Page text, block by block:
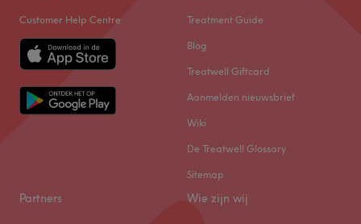
Customer Help Centre Treatment Guide
Blog
Treatwell Giftcard
Aanmelden nieuwsbrief
Wiki
De Treatwell Glossary
Sitemap
Partners Wie zijn wij